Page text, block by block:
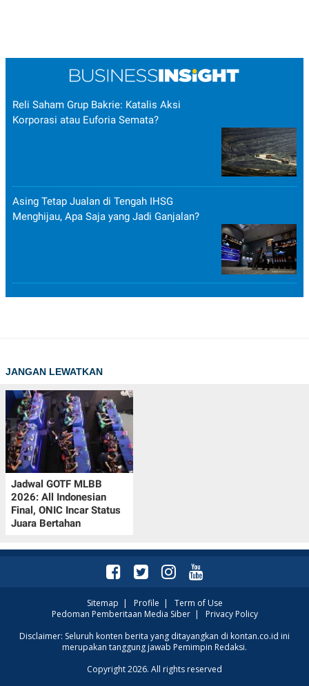
Reli Saham Grup Bakrie: Katalis Aksi
Korporasi atau Euforia Semata?
Asing Tetap Jualan di Tengah IHSG
Menghijau, Apa Saja yang Jadi Ganjalan?
JANGAN LEWATKAN
Jadwal GOTF MLBB
2026: All Indonesian
Final, ONIC Incar Status
Juara Bertahan
Sitemap | Profile | Term of Use
Pedoman Pemberitaan Media Siber| Privacy Policy
Disclaimer: Seluruh konten berita yang ditayangkan di kontan.co.id ini
merupakan tanggung jawab Pemimpin Redaksi.
Copyright 2026. All rights reserved